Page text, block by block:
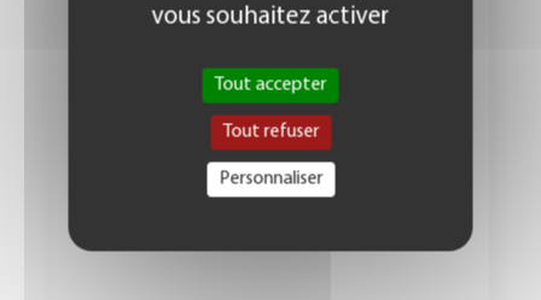
MAQUILLAGE 2H
vous souhaitez activer
Tout accepter
Tout refuser
Personnaliser